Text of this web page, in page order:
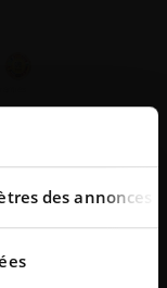
des annonces